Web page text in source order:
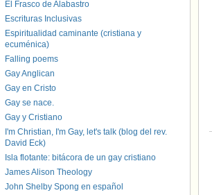
El Frasco de Alabastro
Escrituras Inclusivas
Espiritualidad caminante (cristiana y
ecuménica)
Falling poems
Gay Anglican
Gay en Cristo
Gay se nace.
Gay y Cristiano
I'm Christian, I'm Gay, let's talk (blog del rev.
David Eck)
Isla flotante: bitácora de un gay cristiano
James Alison Theology
John Shelby Spong en español